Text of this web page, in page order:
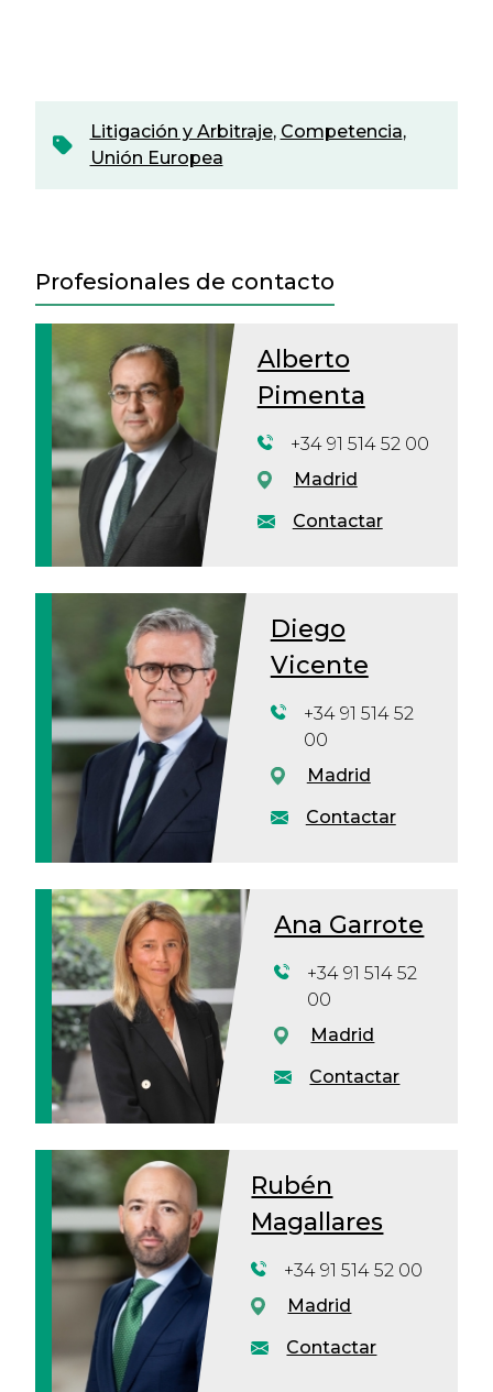
Litigación y Arbitraje, Competencia,
Unión Europea
Profesionales de contacto
Alberto
Pimenta
Contactar
+34 91 514 52 00
Madrid
Diego
Vicente
Contactar
+34 91 514 52
00
Madrid
Ana Garrote
Contactar
+34 91 514 52
00
Madrid
Rubén
Magallares
Contactar
+34 91 514 52 00
Madrid